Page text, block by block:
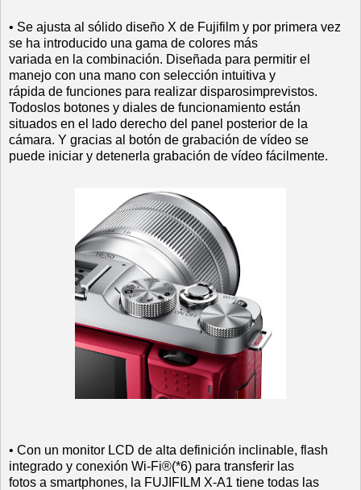
• Se ajusta al sólido diseño X de Fujifilm y por primera vez
se ha introducido una gama de colores más
variada en la combinación. Diseñada para permitir el
manejo con una mano con selección intuitiva y
rápida de funciones para realizar disparosimprevistos.
Todoslos botones y diales de funcionamiento están
situados en el lado derecho del panel posterior de la
cámara. Y gracias al botón de grabación de vídeo se
puede iniciar y detenerla grabación de vídeo fácilmente.
• Con un monitor LCD de alta definición inclinable, flash
integrado y conexión Wi‐Fi®(*6) para transferir las
fotos a smartphones, la FUJIFILM X‐A1 tiene todas las